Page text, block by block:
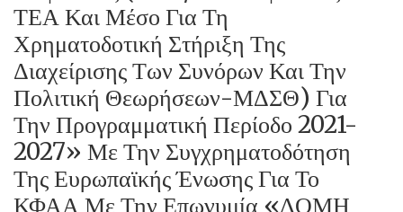
ΤΕΑ Και Μέσο Για Τη
Χρηματοδοτική Στήριξη Της
Διαχείρισης Των Συνόρων Και Την
Πολιτική Θεωρήσεων-ΜΔΣΘ) Για
Την Προγραμματική Περίοδο 2021-
2027» Με Την Συγχρηματοδότηση
Της Ευρωπαϊκής Ένωσης Για Το
ΚΦΑΑ Με Την Επωνυμία «ΔΟΜΗ